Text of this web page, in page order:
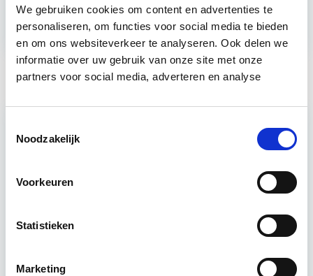
We gebruiken cookies om content en advertenties te
personaliseren, om functies voor social media te bieden
en om ons websiteverkeer te analyseren. Ook delen we
informatie over uw gebruik van onze site met onze
partners voor social media, adverteren en analyse
Noodzakelijk
Voorkeuren
Statistieken
Marketing
Duurzaamheid Innovatie Ontwikkeling
Kantoorpanden in Rotterdam
17 juni 2019
Leegstaande kantoren waren